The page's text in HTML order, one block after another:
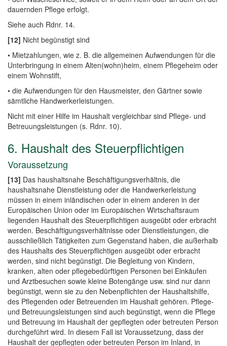
dauernden Pflege erfolgt.
Siehe auch Rdnr. 14.
[12] Nicht begünstigt sind
• Mietzahlungen, wie z. B. die allgemeinen Aufwendungen für die
Unterbringung in einem Alten(wohn)heim, einem Pflegeheim oder
einem Wohnstift,
• die Aufwendungen für den Hausmeister, den Gärtner sowie
sämtliche Handwerkerleistungen.
Nicht mit einer Hilfe im Haushalt vergleichbar sind Pflege- und
Betreuungsleistungen (s. Rdnr. 10).
6. Haushalt des Steuerpflichtigen
Voraussetzung
[13] Das haushaltsnahe Beschäftigungsverhältnis, die
haushaltsnahe Dienstleistung oder die Handwerkerleistung
müssen in einem inländischen oder in einem anderen in der
Europäischen Union oder im Europäischen Wirtschaftsraum
liegenden Haushalt des Steuerpflichtigen ausgeübt oder erbracht
werden. Beschäftigungsverhältnisse oder Dienstleistungen, die
ausschließlich Tätigkeiten zum Gegenstand haben, die außerhalb
des Haushalts des Steuerpflichtigen ausgeübt oder erbracht
werden, sind nicht begünstigt. Die Begleitung von Kindern,
kranken, alten oder pflegebedürftigen Personen bei Einkäufen
und Arztbesuchen sowie kleine Botengänge usw. sind nur dann
begünstigt, wenn sie zu den Nebenpflichten der Haushaltshilfe,
des Pflegenden oder Betreuenden im Haushalt gehören. Pflege-
und Betreuungsleistungen sind auch begünstigt, wenn die Pflege
und Betreuung im Haushalt der gepflegten oder betreuten Person
durchgeführt wird. In diesem Fall ist Voraussetzung, dass der
Haushalt der gepflegten oder betreuten Person im Inland, in